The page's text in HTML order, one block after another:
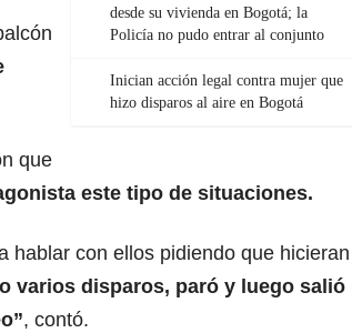
desde su vivienda en Bogotá; la
Policía no pudo entrar al conjunto
Inician acción legal contra mujer que
hizo disparos al aire en Bogotá
que
este tipo de situaciones.
hablar con ellos pidiendo que hicieran
varios disparos, paró y luego salió
, contó.